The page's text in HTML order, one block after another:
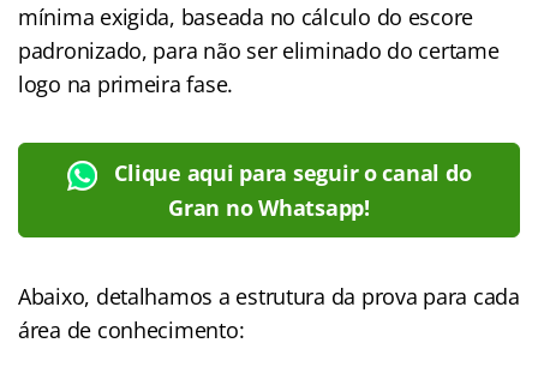
mínima exigida, baseada no cálculo do escore
padronizado, para não ser eliminado do certame
logo na primeira fase.
Clique aqui para seguir o canal do
Gran no Whatsapp!
Abaixo, detalhamos a estrutura da prova para cada
área de conhecimento: